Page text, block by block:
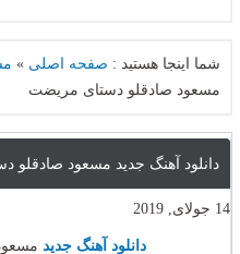
شما اینجا هستید : صفحه اصلی »
مسعود صادقلو دستای مریضت
دانلود آهنگ جدید مسعود صادقلو
14 جولای, 2019
دانلود آهنگ جدید